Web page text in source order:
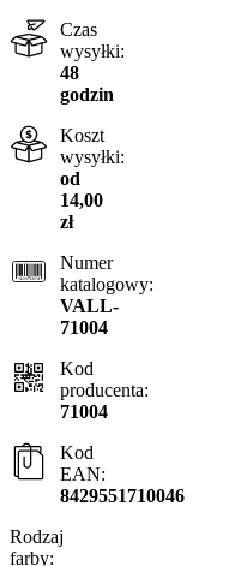
Czas
wysyłki:
48
godzin
Koszt
wysyłki:
od
14,00
zł
Numer
katalogowy:
VALL-
71004
Kod
producenta:
71004
Kod
EAN:
8429551710046
Rodzaj
farby: